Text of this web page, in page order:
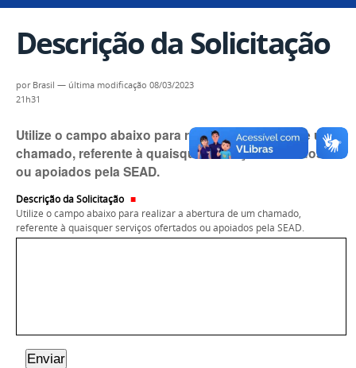
Descrição da Solicitação
por Brasil — última modificação 08/03/2023
21h31
Utilize o campo abaixo para realizar a abertura de um
chamado, referente à quaisquer serviços ofertados
ou apoiados pela SEAD.
Descrição da Solicitação
Utilize o campo abaixo para realizar a abertura de um chamado,
referente à quaisquer serviços ofertados ou apoiados pela SEAD.